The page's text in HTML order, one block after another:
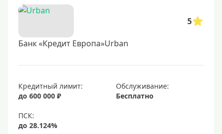
5
Банк «Кредит Европа»Urban
Кредитный лимит:
до 600 000 ₽
Обслуживание:
Бесплатно